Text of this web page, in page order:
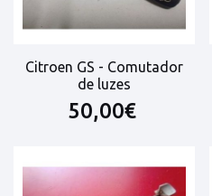
Citroen GS - Comutador
de luzes
50,00€